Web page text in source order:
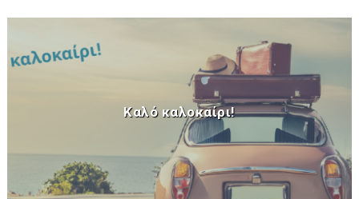
Καλό καλοκαίρι!